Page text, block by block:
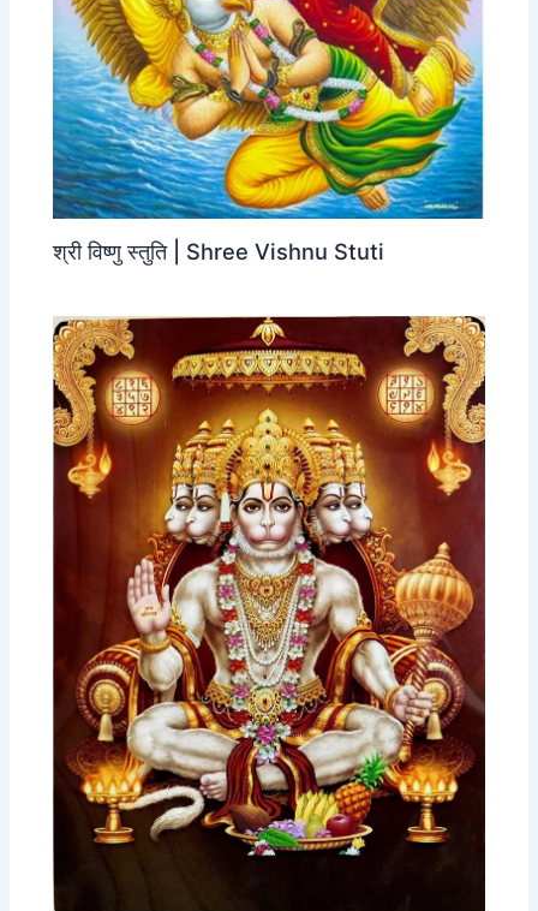
श्री विष्णु स्तुति | Shree Vishnu Stuti